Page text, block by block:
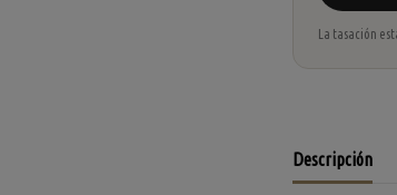
La tasación
Descripción